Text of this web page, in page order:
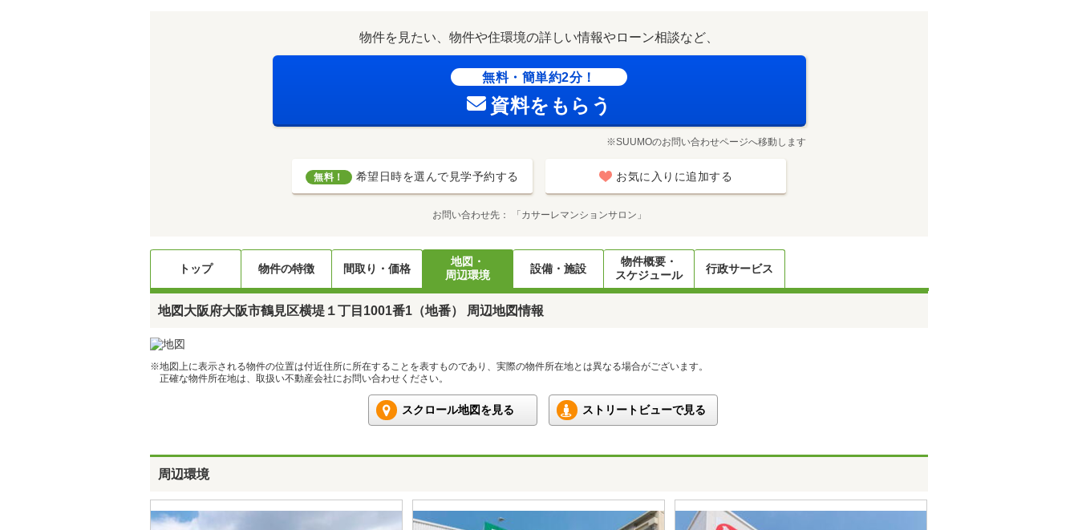
物件を見たい、物件や住環境の詳しい情報やローン相談など、
無料・簡単約2分！
資料をもらう
※SUUMOのお問い合わせページへ移動します
無料！ 希望日時を選んで見学予約する お気に入りに追加する
お問い合わせ先 「カサーレマンションサロン」
トップ 物件の特徴 間取り・価格
地図・
周辺環境
設備・施設
物件概要・
スケジュール
行政サービス
地図 大阪府大阪市鶴見区横堤１丁目1001番1（地番） 周辺地図情報
※地図上に表示される物件の位置は付近住所に所在することを表すものであり、実際の物件所在地とは異なる場合がございます。
正確な物件所在地は、取扱い不動産会社にお問い合わせください。
スクロール地図を見る ストリートビューで見る
周辺環境